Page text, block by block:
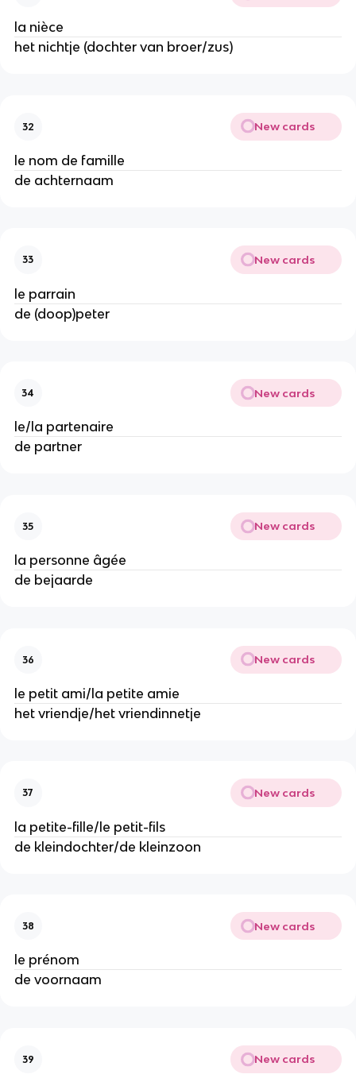
la nièce
het nichtje (dochter van broer/zus)
32 New cards
le nom de famille
de achternaam
33 New cards
le parrain
de (doop)peter
34 New cards
le/la partenaire
de partner
35 New cards
la personne âgée
de bejaarde
36 New cards
le petit ami/la petite amie
het vriendje/het vriendinnetje
37 New cards
la petite-fille/le petit-fils
de kleindochter/de kleinzoon
38 New cards
le prénom
de voornaam
39 New cards